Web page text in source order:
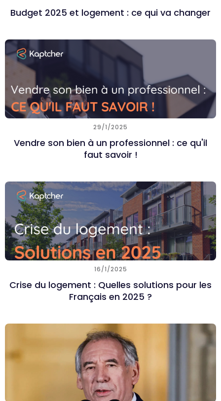
Budget 2025 et logement : ce qui va changer
29/1/2025
Vendre son bien à un professionnel : ce qu'il
faut savoir !
16/1/2025
Crise du logement : Quelles solutions pour les
Français en 2025 ?